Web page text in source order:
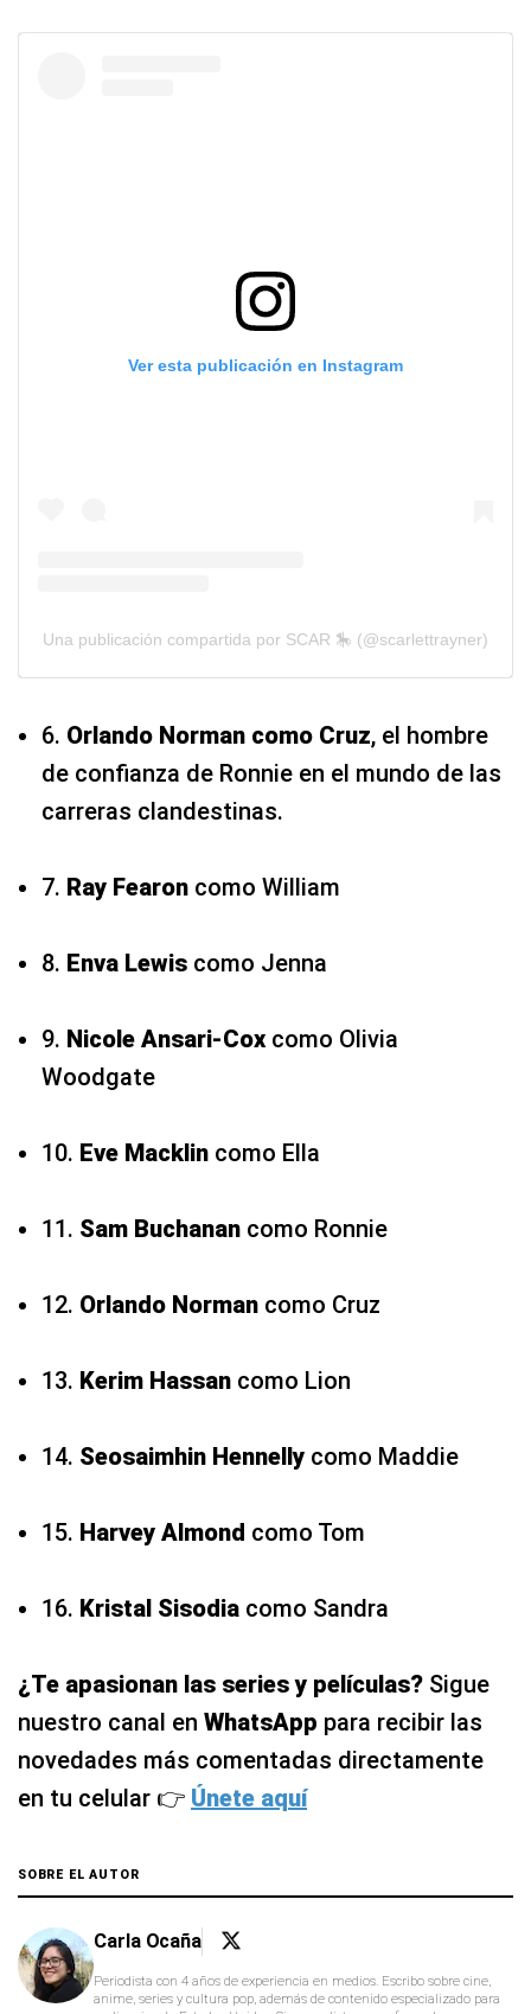
Ver esta publicación en Instagram
Una publicación compartida por SCAR 🎠 (@scarlettrayner)
6. Orlando Norman como Cruz, el hombre
de confianza de Ronnie en el mundo de las
carreras clandestinas.
7. Ray Fearon como William
8. Enva Lewis como Jenna
9. Nicole Ansari-Cox como Olivia
Woodgate
10. Eve Macklin como Ella
11. Sam Buchanan como Ronnie
12. Orlando Norman como Cruz
13. Kerim Hassan como Lion
14. Seosaimhin Hennelly como Maddie
15. Harvey Almond como Tom
16. Kristal Sisodia como Sandra
¿Te apasionan las series y películas? Sigue
nuestro canal en WhatsApp para recibir las
novedades más comentadas directamente
en tu celular 👉 Únete aquí
SOBRE EL AUTOR
Carla Ocaña
Periodista con 4 años de experiencia en medios. Escribo sobre cine,
anime, series y cultura pop, además de contenido especializado para